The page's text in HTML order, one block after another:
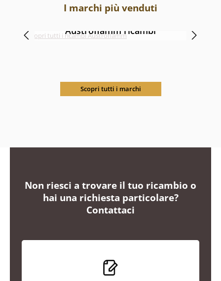
I marchi più venduti
Austroflamm ricambi
Scopri tutti i marchi
Non riesci a trovare il tuo ricambio o
hai una richiesta particolare?
Contattaci